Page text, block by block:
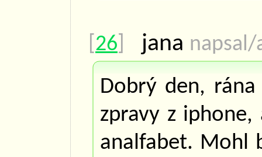
26 jana napsal/
Dobrý den,
zpravy z iphone,
analfabet. Mohl